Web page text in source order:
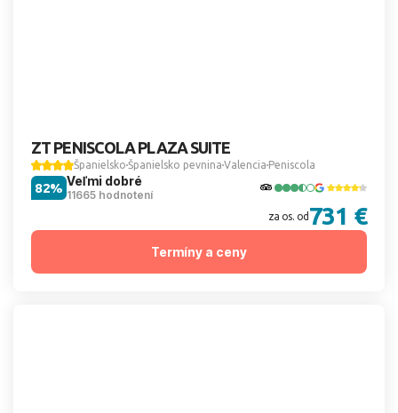
ZT PENISCOLA PLAZA SUITE
Španielsko Španielsko pevnina Valencia Peniscola
Veľmi dobré
11665 hodnotení
82%
za os. od 731 €
Termíny a ceny